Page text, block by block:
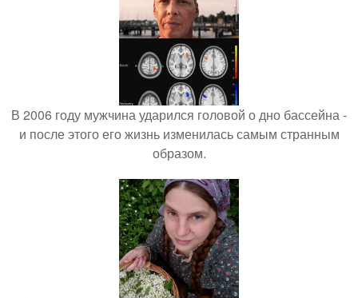
В 2006 году мужчина ударился головой о дно бассейна -
и после этого его жизнь изменилась самым странным
образом.